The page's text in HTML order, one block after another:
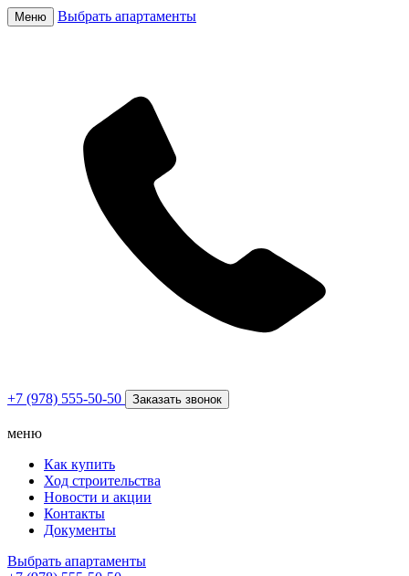
Меню Выбрать апартаменты
+7 (978) 555-50-50 Заказать звонок
меню
Как купить
Ход строительства
Новости и акции
Контакты
Документы
Выбрать апартаменты